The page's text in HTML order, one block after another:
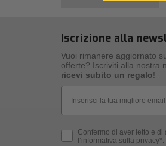
Iscrizione alla
Vuoi rimanere aggiornato
offerte? Iscriviti alla nostra
ricevi subito un regalo!
Privacy Policy
Confermo di aver letto e di
l’informativa sulla privacy*.